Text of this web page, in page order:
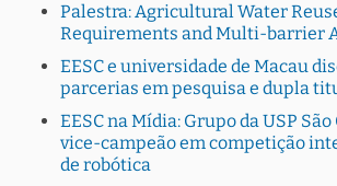
Palestra: Agricultural Water
Requirements and Multi-barrier
EESC e universidade de Macau
parcerias em pesquisa e dupla
EESC na Mídia: Grupo da USP São
vice-campeão em competição
de robótica